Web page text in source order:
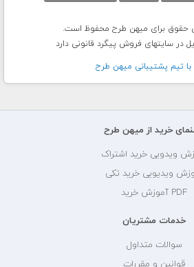
در سایتهای فروش پیگرد قانونی دارد
تيم پشتيبانی ميهن طرح
خرید از میهن طرح
ویدویی خرید اشتراک
ویدیویی خرید تکی
PDF آموزش خرید
خدمات مشتریان
سوالات متداول
قوانین و مقررات